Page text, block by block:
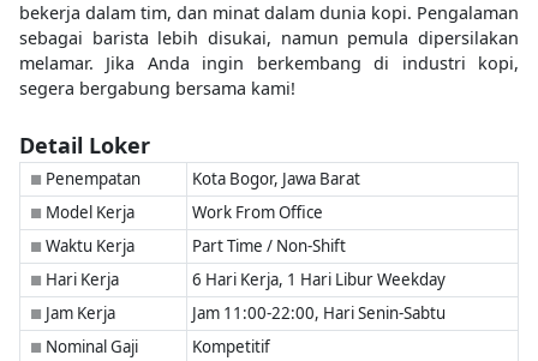
bekerja dalam tim, dan minat dalam dunia kopi. Pengalaman
sebagai barista lebih disukai, namun pemula dipersilakan
melamar. Jika Anda ingin berkembang di industri kopi,
segera bergabung bersama kami!
Detail Loker
■ Penempatan Kota Bogor, Jawa Barat
■ Model Kerja Work From Office
■ Waktu Kerja Part Time / Non-Shift
■ Hari Kerja 6 Hari Kerja, 1 Hari Libur Weekday
■ Jam Kerja Jam 11:00-22:00, Hari Senin-Sabtu
■ Nominal Gaji Kompetitif